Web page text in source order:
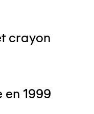
crayon
en 1999